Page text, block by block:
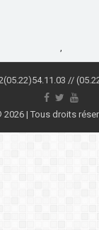
,
//
| Tous droits